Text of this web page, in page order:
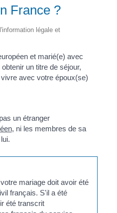
France ?
légale et
et marié(e) avec
un titre de séjour,
avec votre époux(se)
un étranger
, ni les membres de sa
mariage doit avoir été
français. S'il a été
été transcrit